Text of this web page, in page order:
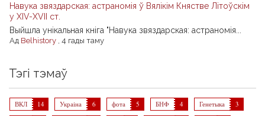
Навука звяздарская: астраномія ў Вялікім Княстве Літоўскім
у XIV-XVII ст.
Выйшла унікальная кніга "Навука звяздарская: астраномія...
Ад Belhistory 4 гады таму
Тэгі тэмаў
ВКЛ 14 Украіна 6 фота 5 БНФ 4 Генетыка
3